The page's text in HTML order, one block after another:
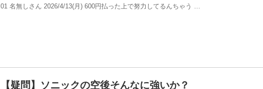
01 名無しさん 2026/4/13(月) 600円払った上で努力してるんちゃう …
【疑問】ソニックの空後そんなに強いか？